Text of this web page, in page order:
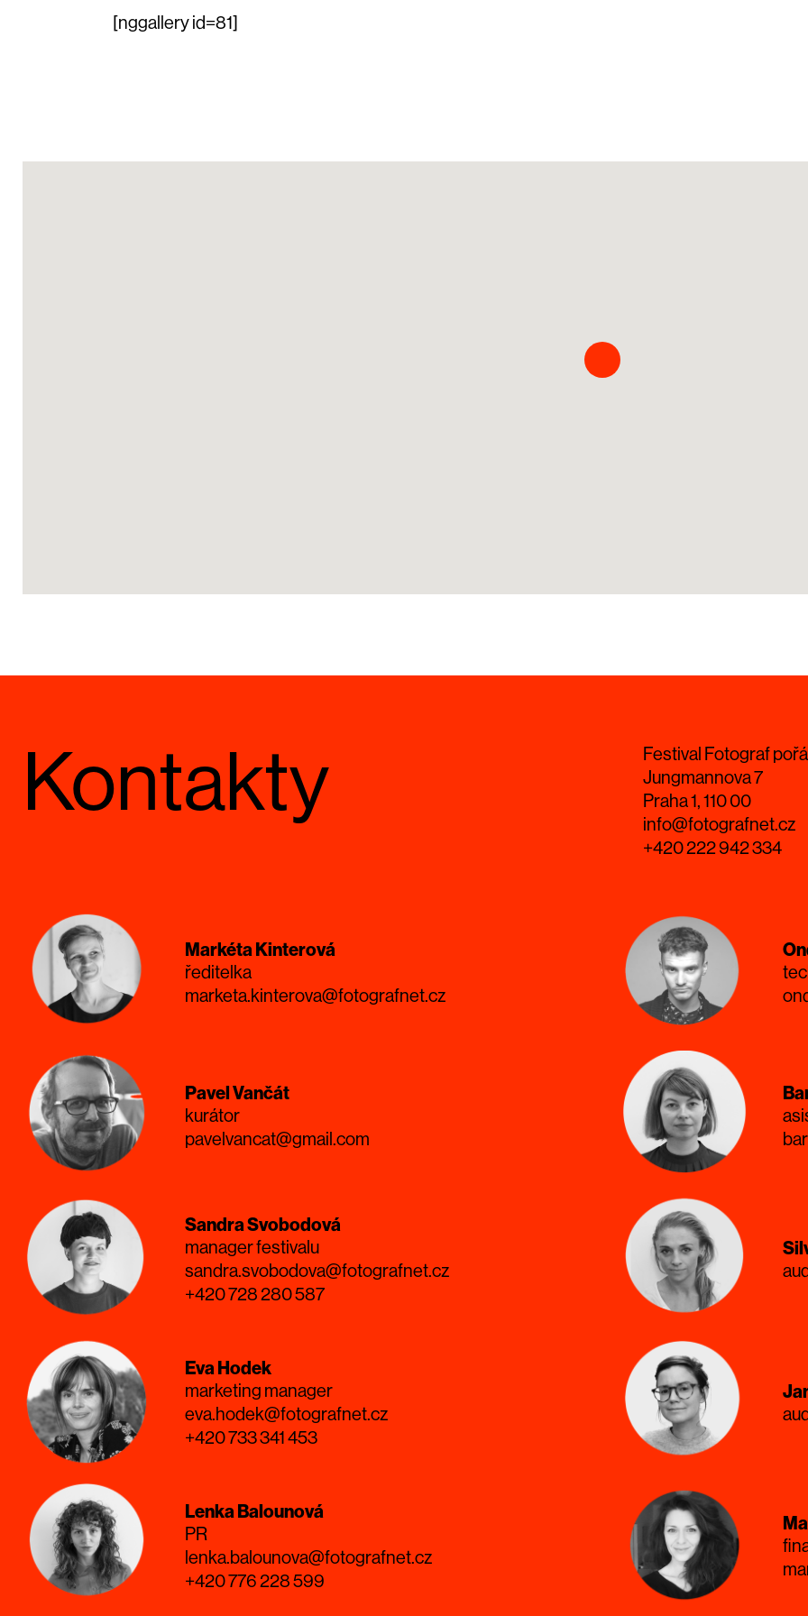
[nggallery id=81]
Kontakty
Festival Fotograf
Jungmannova 7
Praha 1, 110 00
info@fotografnet.cz
+420 222 942 334
Markéta Kinterová
ředitelka
marketa.kinterova@fotografnet.cz
Pavel Vančát
kurátor
pavelvancat@gmail.com
Sandra Svobodová
manager festivalu
sandra.svobodova@fotografnet.cz
+420 728 280 587
Eva Hodek
marketing manager
eva.hodek@fotografnet.cz
+420 733 341 453
Lenka Balounová
PR
lenka.balounova@fotografnet.cz
+420 776 228 599